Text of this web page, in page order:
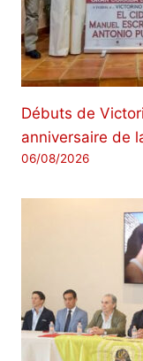
Débuts de
anniversaire de
06/08/2026